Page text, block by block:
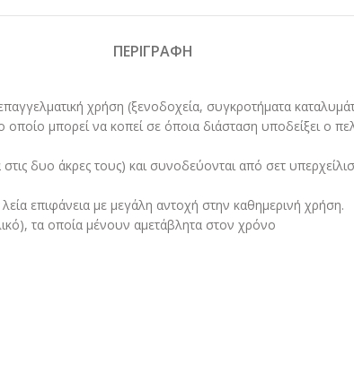
ΠΕΡΙΓΡΑΦΉ
χρήση (ξενοδοχεία, συγκροτήματα
οποίο μπορεί να κοπεί σε όποια διάσταση υποδείξει ο
δυο άκρες τους) και συνοδεύονται από σετ
επιφάνεια με μεγάλη αντοχή στην καθημερινή χρήση.
τα οποία μένουν αμετάβλητα στον χρόνο